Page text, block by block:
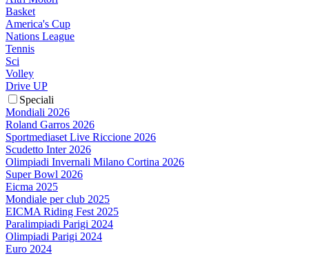
Basket
America's Cup
Nations League
Tennis
Sci
Volley
Drive UP
Speciali
Mondiali 2026
Roland Garros 2026
Sportmediaset Live Riccione 2026
Scudetto Inter 2026
Olimpiadi Invernali Milano Cortina 2026
Super Bowl 2026
Eicma 2025
Mondiale per club 2025
EICMA Riding Fest 2025
Paralimpiadi Parigi 2024
Olimpiadi Parigi 2024
Euro 2024